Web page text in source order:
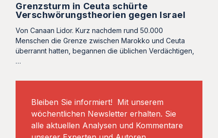
Grenzsturm in Ceuta schürte
Verschwörungstheorien gegen Israel
Von Canaan Lidor. Kurz nachdem rund 50.000
Menschen die Grenze zwischen Marokko und Ceuta
überrannt hatten, begannen die üblichen Verdächtigen,
…
Bleiben Sie informiert! Mit unserem
wöchentlichen Newsletter erhalten. Sie
alle aktuellen Analysen und Kommentare